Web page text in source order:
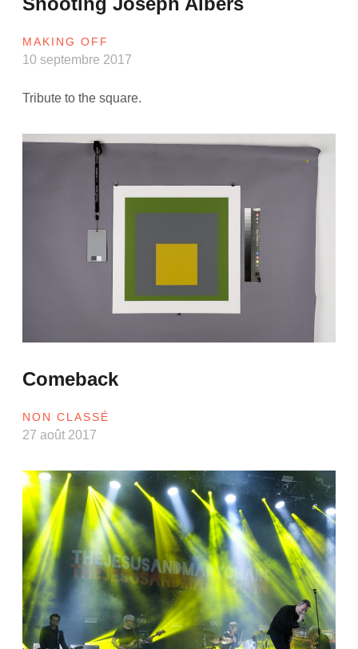
MAKING OFF
10 septembre 2017
Tribute to the square.
Comeback
NON CLASSÉ
27 août 2017